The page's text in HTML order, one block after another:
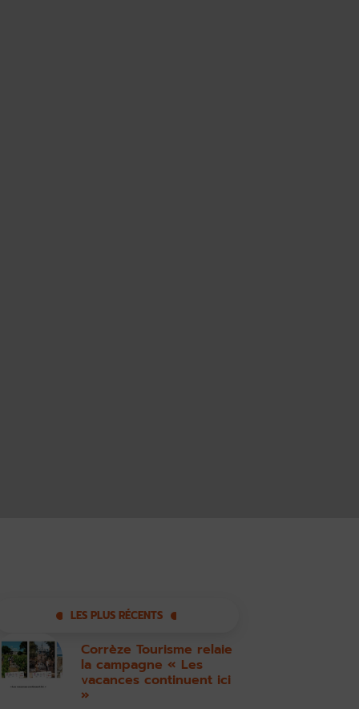
LES PLUS RÉCENTS
Corrèze Tourisme relaie
la campagne « Les
vacances continuent ici
»